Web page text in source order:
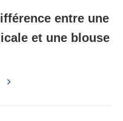
entre une
et une blouse